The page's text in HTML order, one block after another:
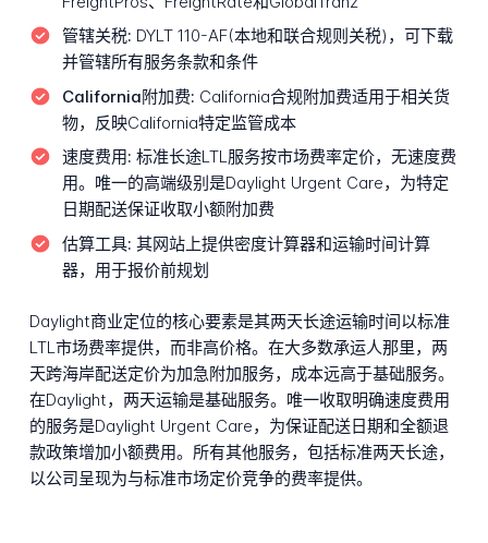
管辖关税: DYLT 110-AF(本地和联合规则关税)，可下载
并管辖所有服务条款和条件
California附加费: California合规附加费适用于相关货
物，反映California特定监管成本
速度费用: 标准长途LTL服务按市场费率定价，无速度费
用。唯一的高端级别是Daylight Urgent Care，为特定
日期配送保证收取小额附加费
估算工具: 其网站上提供密度计算器和运输时间计算
器，用于报价前规划
Daylight商业定位的核心要素是其两天长途运输时间以标准
LTL市场费率提供，而非高价格。在大多数承运人那里，两
天跨海岸配送定价为加急附加服务，成本远高于基础服务。
在Daylight，两天运输是基础服务。唯一收取明确速度费用
的服务是Daylight Urgent Care，为保证配送日期和全额退
款政策增加小额费用。所有其他服务，包括标准两天长途，
以公司呈现为与标准市场定价竞争的费率提供。